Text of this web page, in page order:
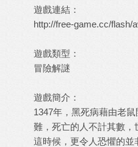
遊戲連結：
http://free-game.cc/flash/
遊戲類型：
冒險解謎
遊戲簡介：
1347年，黑死病藉由老
難，死亡的人不計其數，
這時候，更令人恐懼的